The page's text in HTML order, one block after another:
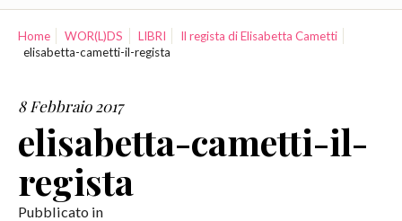
WOR(L)DS
COLLABORAZIONI
Home WOR(L)DS LIBRI
Il regista di Elisabetta Cametti
elisabetta-cametti-il-regista
8 Febbraio 2017
elisabetta-cametti-il-
regista
Pubblicato in